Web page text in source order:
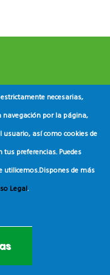
necesarias,
navegación por la página,
así como cookies de
preferencias. Puedes
utilicemos.Dispones de más
Legal.